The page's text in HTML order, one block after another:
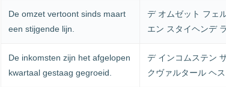
De omzet vertoont sinds maart
een stijgende lijn.
デ オムゼット フェ
エン スタイヘンデ
De inkomsten zijn het afgelopen
kwartaal gestaag gegroeid.
デ インコムステン
クヴァルタール ヘ